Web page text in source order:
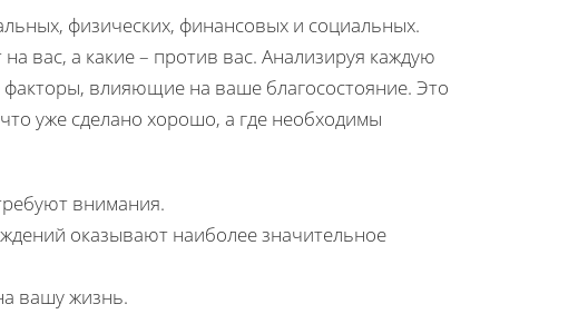
физических, финансовых и социальных.
вас, а какие – против вас. Анализируя каждую
влияющие на ваше благосостояние. Это
уже сделано хорошо, а где необходимы
внимания.
оказывают наиболее значительное
вашу жизнь.